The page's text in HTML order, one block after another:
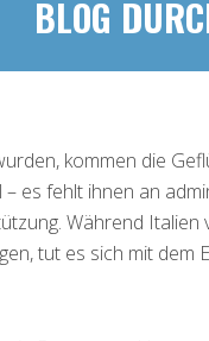
BLOG
kommen die
es fehlt ihnen an
Während Italien
tut es sich mit dem